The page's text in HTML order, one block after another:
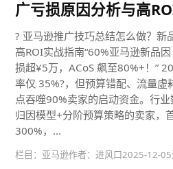
广亏损原因分析与高
? ​​亚马逊推广技巧总结怎么做？新
高ROI实战指南​​“60%亚马逊新品
损超¥5万​​，ACoS ​​飙至80%+​​！”
率仅 ​​35%​​?，但​​预算错配​​、​​流量虚
点吞噬90%卖家的启动资金。行
归因模型+分阶预算策略的卖家，
300%，...
栏目：亚马逊作者：进风口2025-12-05